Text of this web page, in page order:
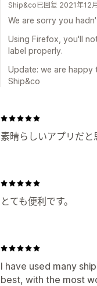
Ship&co已回复 2021年12
We are sorry you
Using Firefox, you'll
label properly.
Update: we are happy
Ship&co
素晴らしいアプリだと
とても便利です。
I have used many
best, with the most